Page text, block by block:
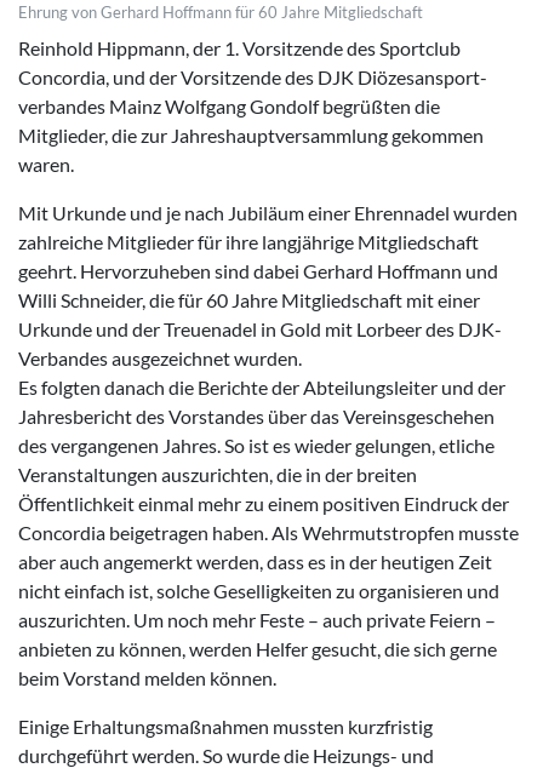
Ehrung von Gerhard Hoffmann für 60 Jahre Mitgliedschaft
Reinhold Hippmann, der 1. Vorsitzende des Sportclub
Concordia, und der Vorsitzende des DJK Diözesansport­
verbandes Mainz Wolfgang Gondolf begrüßten die
Mitglieder, die zur Jahreshauptversammlung gekommen
waren.
Mit Urkunde und je nach Jubiläum einer Ehrennadel wurden
zahlreiche Mitglieder für ihre langjährige Mitgliedschaft
geehrt. Hervorzuheben sind dabei Gerhard Hoffmann und
Willi Schneider, die für 60 Jahre Mitgliedschaft mit einer
Urkunde und der Treuenadel in Gold mit Lorbeer des DJK-
Verbandes ausgezeichnet wurden.
Es folgten danach die Berichte der Abteilungsleiter und der
Jahresbericht des Vorstandes über das Vereinsgeschehen
des vergangenen Jahres. So ist es wieder gelungen, etliche
Veranstaltungen auszurichten, die in der breiten
Öffentlichkeit einmal mehr zu einem positiven Eindruck der
Concordia beigetragen haben. Als Wehrmutstropfen musste
aber auch angemerkt werden, dass es in der heutigen Zeit
nicht einfach ist, solche Geselligkeiten zu organisieren und
auszurichten. Um noch mehr Feste – auch private Feiern –
anbieten zu können, werden Helfer gesucht, die sich gerne
beim Vorstand melden können.
Einige Erhaltungsmaßnahmen mussten kurzfristig
durchgeführt werden. So wurde die Heizungs- und